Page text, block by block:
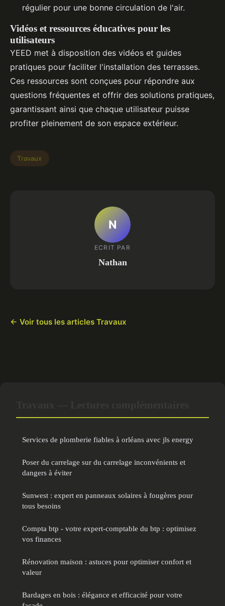
régulier pour une bonne circulation de l'air.
Vidéos et ressources éducatives pour les
utilisateurs
YEED met à disposition des vidéos et guides
pratiques pour faciliter l'installation des terrasses.
Ces ressources sont conçues pour répondre aux
questions fréquentes et offrir des solutions pratiques,
garantissant ainsi que chaque utilisateur puisse
profiter pleinement de son espace extérieur.
Travaux
N
ECRIT PAR
Nathan
← Voir tous les articles Travaux
Services de plomberie fiables à orléans avec jls energy
Poser du carrelage sur du carrelage inconvénients et
dangers à éviter
Sunwest : expert en panneaux solaires à fougères pour
tous besoins
Compta btp - votre expert-comptable du btp : optimisez
vos finances
Rénovation maison : astuces pour optimiser confort et
valeur
Bardages en bois : élégance et efficacité pour votre